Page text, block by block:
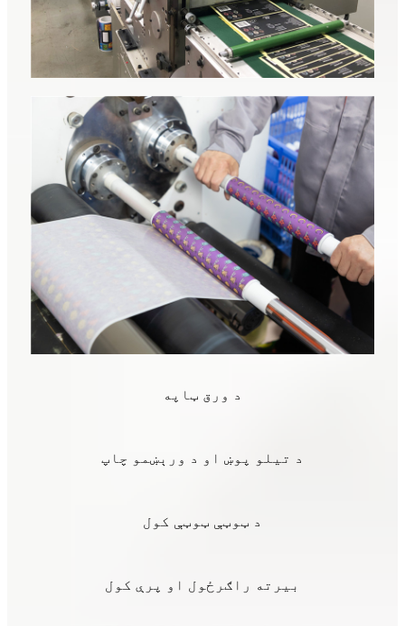
د ورق ټاپه
د تیلو پوښ او د ورېښمو چاپ
د ټوټې ټوټې کول
بیرته راګرځول او پرې کول